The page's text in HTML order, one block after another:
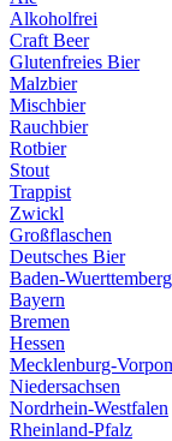
Alkoholfrei
Craft Beer
Glutenfreies Bier
Malzbier
Mischbier
Rauchbier
Rotbier
Stout
Trappist
Zwickl
Großflaschen
Deutsches Bier
Baden-Wuerttemberg
Bayern
Bremen
Hessen
Mecklenburg-
Niedersachsen
Nordrhein-Westfalen
Rheinland-Pfalz